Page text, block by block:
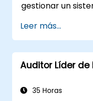
gestionar un
ISO/IEC 42001. El
brindarle una
sentando las
en sus
Leer más...
Auditor Líder de
35 Horas